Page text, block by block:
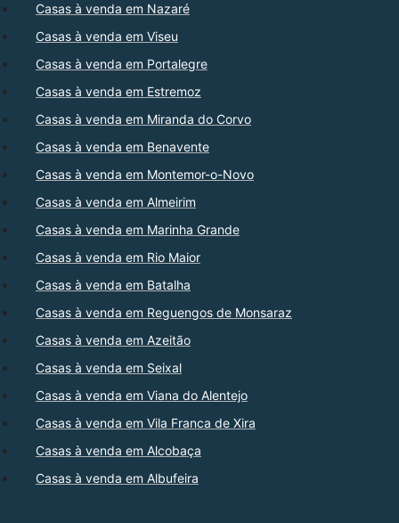
Casas à venda em Nazaré
Casas à venda em Viseu
Casas à venda em Portalegre
Casas à venda em Estremoz
Casas à venda em Miranda do Corvo
Casas à venda em Benavente
Casas à venda em Montemor-o-Novo
Casas à venda em Almeirim
Casas à venda em Marinha Grande
Casas à venda em Rio Maior
Casas à venda em Batalha
Casas à venda em Reguengos de Monsaraz
Casas à venda em Azeitão
Casas à venda em Seixal
Casas à venda em Viana do Alentejo
Casas à venda em Vila Franca de Xira
Casas à venda em Alcobaça
Casas à venda em Albufeira